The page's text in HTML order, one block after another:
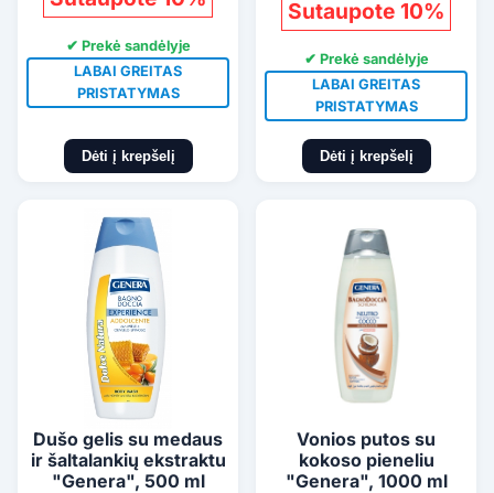
✔ Prekė sandėlyje
LABAI GREITAS
PRISTATYMAS
Dėti į krepšelį
Sutaupote 10%
✔ Prekė sandėlyje
LABAI GREITAS
PRISTATYMAS
Dėti į krepšelį
Dušo gelis su medaus
ir šaltalankių ekstraktu
"Genera", 500 ml
Vonios putos su
kokoso pieneliu
"Genera", 1000 ml